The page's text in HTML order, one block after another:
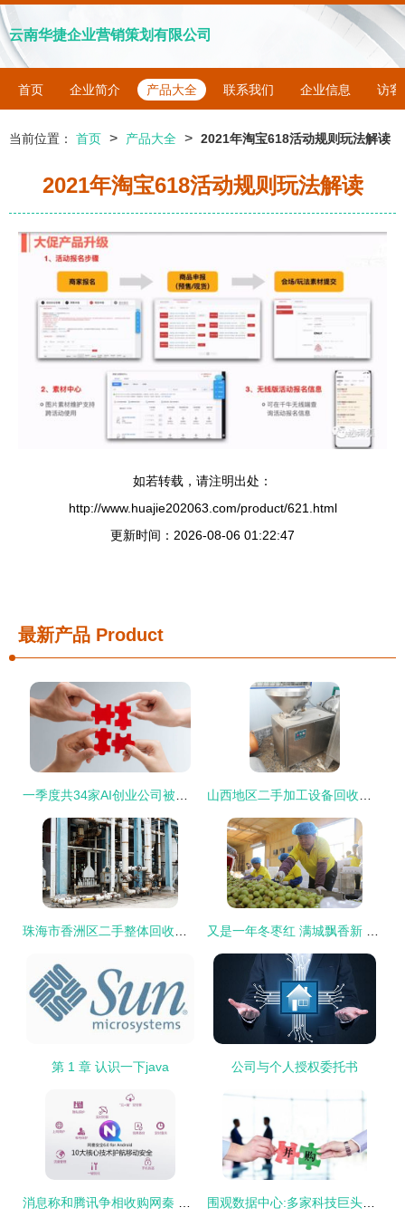
云南华捷企业营销策划有限公司
首页 企业简介 产品大全 联系我们 企业信息 访客
当前位置： 首页 > 产品大全 > 2021年淘宝618活动规则玩法解读
2021年淘宝618活动规则玩法解读
如若转载，请注明出处：
http://www.huajie202063.com/product/621.html
更新时间：2026-08-06 01:22:47
最新产品 Product
一季度共34家AI创业公司被收购 山西地区二手加工设备回收公司 二手食品加工生产设备高价收购
珠海市香洲区二手整体回收食品厂设备 公司 同步更新行情 又是一年冬枣红 满城飘香新 丰 景
第 1 章 认识一下java 公司与个人授权委托书
消息称和腾讯争相收购网秦 双方未回应 围观数据中心:多家科技巨头反对英伟达收购ARM,英特尔、高通等在列